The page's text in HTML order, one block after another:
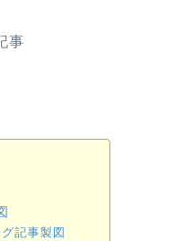
事
記事製図